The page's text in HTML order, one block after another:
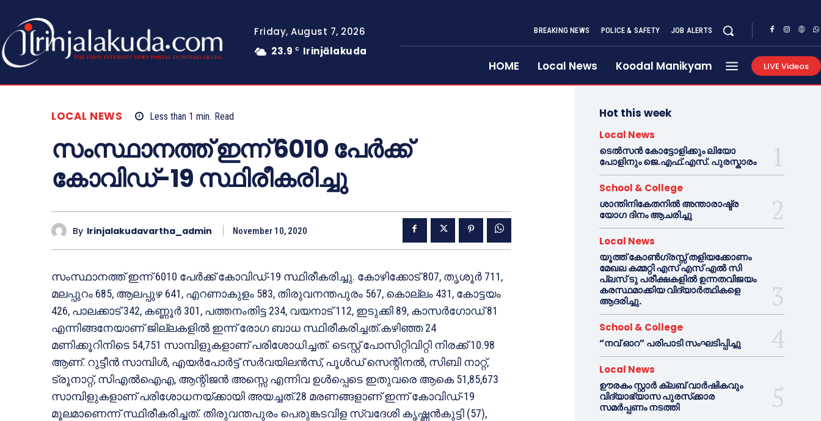
Friday, August 7, 2026
23.9 C Irinjālakuda
BREAKING NEWS POLICE & SAFETY JOB ALERTS
HOME Local News Koodal Manikyam LIVE Videos
LOCAL NEWS Less than 1 min. Read
സംസ്ഥാനത്ത് ഇന്ന് 6010 പേര്‍ക്ക്
കോവിഡ്-19 സ്ഥിരീകരിച്ചു
By Irinjalakudavartha_admin November 10, 2020
സംസ്ഥാനത്ത് ഇന്ന് 6010 പേര്‍ക്ക് കോവിഡ്-19 സ്ഥിരീകരിച്ചു. കോഴിക്കോട് 807, തൃശൂര്‍ 711,
മലപ്പുറം 685, ആലപ്പുഴ 641, എറണാകുളം 583, തിരുവനന്തപുരം 567, കൊല്ലം 431, കോട്ടയം
426, പാലക്കാട് 342, കണ്ണൂര്‍ 301, പത്തനംതിട്ട 234, വയനാട് 112, ഇടുക്കി 89, കാസര്‍ഗോഡ് 81
എന്നിങ്ങനേയാണ് ജില്ലകളില്‍ ഇന്ന് രോഗ ബാധ സ്ഥിരീകരിച്ചത്.കഴിഞ്ഞ 24
മണിക്കൂറിനിടെ 54,751 സാമ്പിളുകളാണ് പരിശോധിച്ചത്. ടെസ്റ്റ് പോസിറ്റിവിറ്റി നിരക്ക് 10.98
ആണ്. റുട്ടീന്‍ സാമ്പിള്‍, എയര്‍പോര്‍ട്ട് സര്‍വയിലന്‍സ്, പൂള്‍ഡ് സെന്റിനല്‍, സിബി നാറ്റ്,
ട്രൂനാറ്റ്, സിഎല്‍ഐഎ, ആന്റിജന്‍ അസ്സെ എന്നിവ ഉള്‍പ്പെടെ ഇതുവരെ ആകെ 51,85,673
സാമ്പിളുകളാണ് പരിശോധനയ്ക്കായി അയച്ചത്.28 മരണങ്ങളാണ് ഇന്ന് കോവിഡ്-19
മൂലമാണെന്ന് സ്ഥിരീകരിച്ചത്. തിരുവന്തപുരം പെരുങ്കടവിള സ്വദേശി കൃഷ്ണന്‍കുട്ടി (57),
Hot this week
Local News
ടെൽസൻ കോട്ടോളിക്കും ലിയോ
പോളിനും ജെ.എഫ്.എസ്. പുരസ്കാരം
School & College
ശാന്തിനികേതനിൽ അന്താരാഷ്ട്ര
യോഗ ദിനം ആചരിച്ചു
Local News
യൂത്ത് കോൺഗ്രസ്സ് തളിയക്കോണം
മേഖല കമ്മറ്റി എസ് എസ് എൽ സി
പ്ലസ് ടു പരീക്ഷകളിൽ ഉന്നതവിജയം
കരസ്ഥമാക്കിയ വിദ്യാർത്ഥികളെ
ആദരിച്ചു.
School & College
“നവ് ഓറ” പരിപാടി സംഘടിപ്പിച്ചു
Local News
ഊരകം സ്റ്റാർ ക്ലബ് വാർഷികവും
വിദ്യാഭ്യാസ പുരസ്‌ക്കാര
സമർപ്പണം നടത്തി